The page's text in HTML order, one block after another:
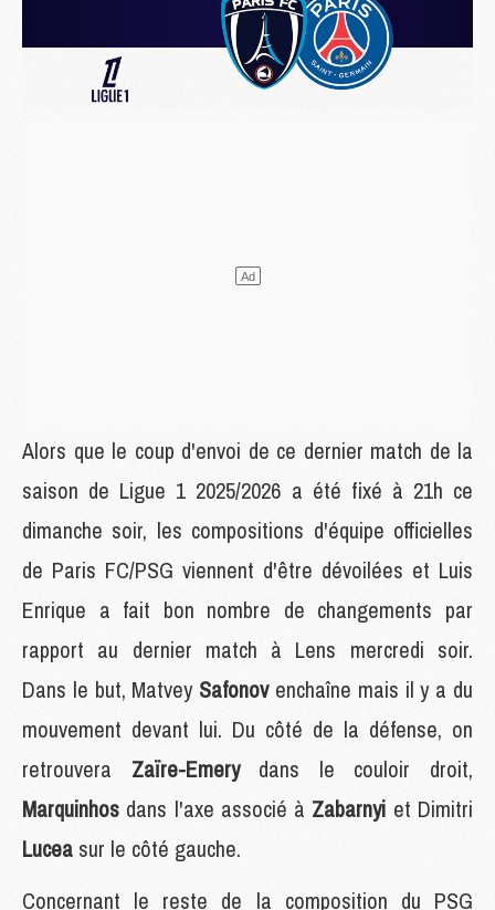
Alors que le coup d'envoi de ce dernier match de la
saison de Ligue 1 2025/2026 a été fixé à 21h ce
dimanche soir, les compositions d'équipe officielles
de Paris FC/PSG viennent d'être dévoilées et Luis
Enrique a fait bon nombre de changements par
rapport au dernier match à Lens mercredi soir.
Dans le but, Matvey Safonov enchaîne mais il y a du
mouvement devant lui. Du côté de la défense, on
retrouvera Zaïre-Emery dans le couloir droit,
Marquinhos dans l'axe associé à Zabarnyi et Dimitri
Lucea sur le côté gauche.
Concernant le reste de la composition du PSG